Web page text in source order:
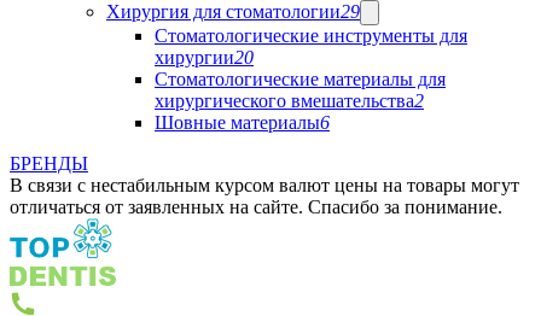
Хирургия для стоматологии29
Стоматологические инструменты для
хирургии20
Стоматологические материалы для
хирургического вмешательства2
Шовные материалы6
БРЕНДЫ
В связи с нестабильным курсом валют цены на товары могут
отличаться от заявленных на сайте. Спасибо за понимание.